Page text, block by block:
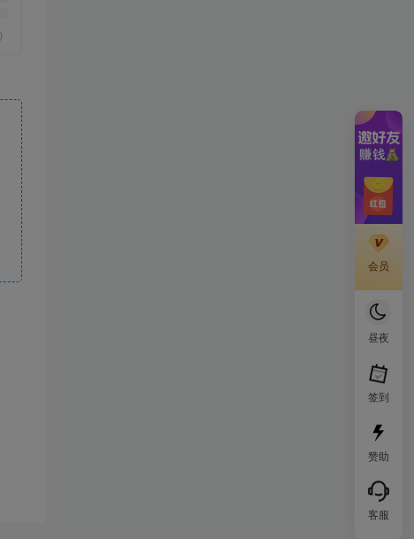
会员
昼夜
签到
赞助
客服